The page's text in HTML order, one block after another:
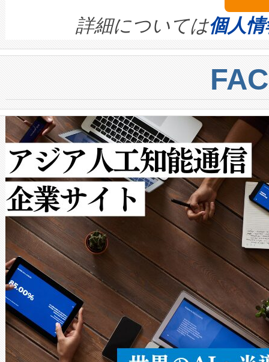
quality and reliability for AI
BESS stack to ensure battery
centers. Voltaiqは、ai&のAI
からシステム統合、試運転、
クルの各段階のデータを監視
[…]
す。ノーマルモードでは、
ートル先まで検出でき、これ
トに対して約600メートルに
では、反射率10％のターゲッ
で向上し、最大検知距離は
ットだけで最大1キロメート
ルの変電所周囲を監視でき、
作業と点群処理を簡素化でき
Avia 2は、2種類のFOVオプシ
× 80°のノーマルモード、長
ードを切り替えて使用するこ
ることなく、単一のデバイス
うにします。遠距離まで届く
密度なスキャ […]
詳細については個人